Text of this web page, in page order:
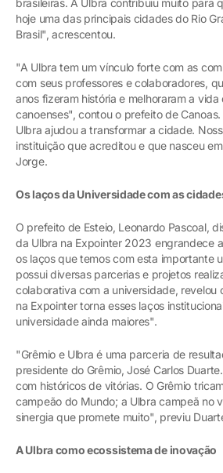
brasileiras. A Ulbra contribuiu muito para
hoje uma das principais cidades do Rio
Brasil", acrescentou.
"A Ulbra tem um vínculo forte com as
com seus professores e colaboradores,
anos fizeram história e melhoraram a vida
canoenses", contou o prefeito de
Ulbra ajudou a transformar a cidade.
instituição que acreditou e que nasceu
Jorge.
Os laços da Universidade com as
O prefeito de Esteio, Leonardo Pascoal,
da Ulbra na Expointer 2023 engrandece
os laços que temos com esta importante
possui diversas parcerias e projetos
colaborativa com a universidade, revelou
na Expointer torna esses laços
universidade ainda maiores".
"Grêmio e Ulbra é uma parceria de
presidente do Grêmio, José Carlos
com históricos de vitórias. O Grêmio
campeão do Mundo; a Ulbra campeã no
sinergia que promete muito", previu
A Ulbra como ecossistema de inovação